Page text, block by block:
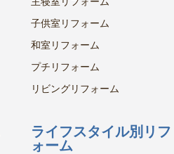
子供室リフォーム
和室リフォーム
プチリフォーム
リビングリフォーム
ライフスタイル別リフ
ォーム